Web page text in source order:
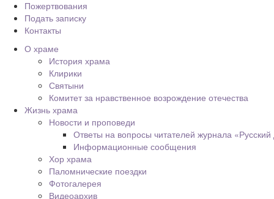
Пожертвования
Подать записку
Контакты
О храме
История храма
Клирики
Святыни
Комитет за нравственное возрождение отечества
Жизнь храма
Новости и проповеди
Ответы на вопросы читателей журнала
Информационные сообщения
Хор храма
Паломнические поездки
Фотогалерея
Видеоархив